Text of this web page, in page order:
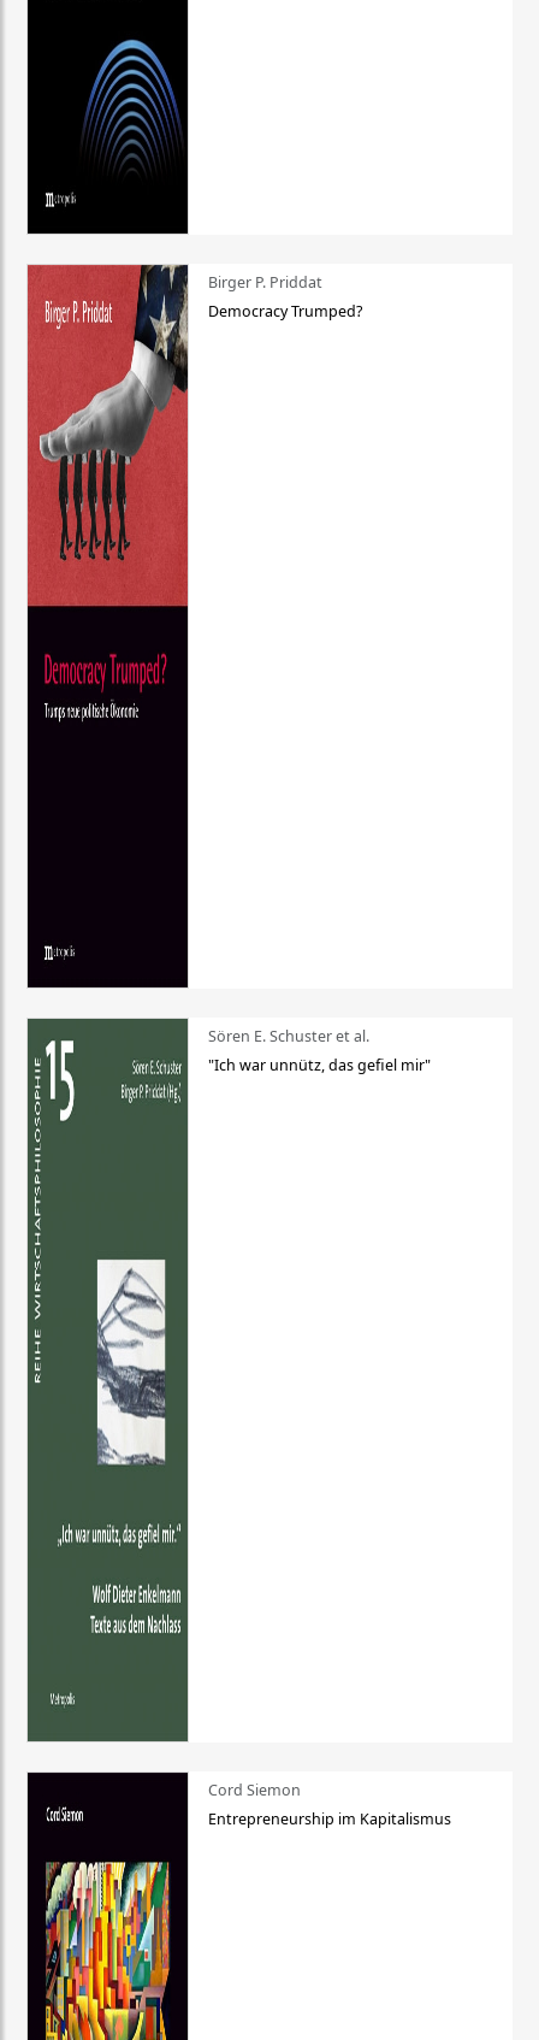
Birger P. Priddat
Democracy Trumped?
Sören E. Schuster et al.
"Ich war unnütz, das gefiel mir"
Cord Siemon
Entrepreneurship im Kapitalismus